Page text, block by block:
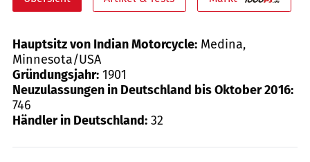
Hauptsitz von Indian Motorcycle: Medina,
Minnesota/USA
Gründungsjahr: 1901
Neuzulassungen in Deutschland bis Oktober 2016:
746
Händler in Deutschland: 32